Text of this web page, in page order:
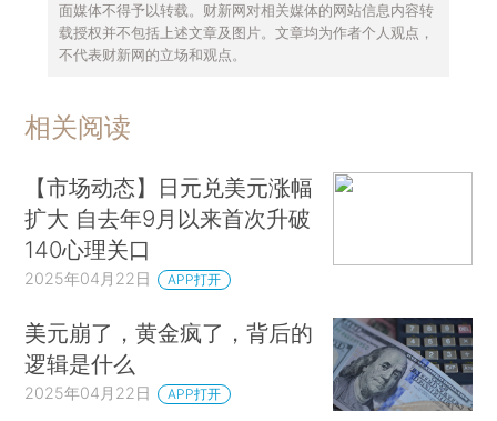
面媒体不得予以转载。财新网对相关媒体的网站信息内容转
载授权并不包括上述文章及图片。文章均为作者个人观点，
不代表财新网的立场和观点。
相关阅读
【市场动态】日元兑美元涨幅
扩大 自去年9月以来首次升破
140心理关口
2025年04月22日 APP打开
美元崩了，黄金疯了，背后的
逻辑是什么
2025年04月22日 APP打开